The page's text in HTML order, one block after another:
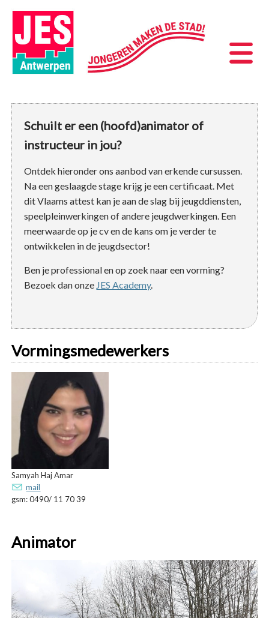
Schuilt er een (hoofd)animator of
instructeur in jou?
Ontdek hieronder ons aanbod van erkende cursussen.
Na een geslaagde stage krijg je een certificaat. Met
dit Vlaams attest kan je aan de slag bij jeugddiensten,
speelpleinwerkingen of andere jeugdwerkingen. Een
meerwaarde op je cv en de kans om je verder te
ontwikkelen in de jeugdsector!
Ben je professional en op zoek naar een vorming?
Bezoek dan onze JES Academy.
Vormingsmedewerkers
Samyah Haj Amar
mail
gsm: 0490/ 11 70 39
Animator